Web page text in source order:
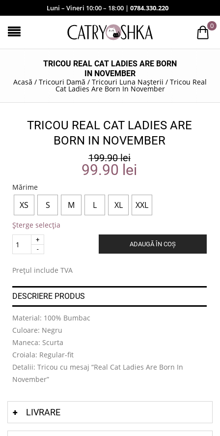
Luni – Vineri 10:00 – 18:00 | 0784.330.220
0
TRICOU REAL CAT LADIES ARE BORN
IN NOVEMBER
Acasă / Tricouri Damă / Tricouri Luna Nașterii / Tricou Real
Cat Ladies Are Born In November
TRICOU REAL CAT LADIES ARE
BORN IN NOVEMBER
199.90lei
99.90 lei
Mărime
XS S M L XL XXL
Șterge selecția
Quantity
ADAUGĂ ÎN COȘ
Prețul include TVA
DESCRIERE PRODUS
Material: 100% Bumbac
Culoare: Negru
Maneca: Scurta
Croiala: Regular-fit
Detalii: Tricou cu mesaj “Real Cat Ladies Are Born In
November”
LIVRARE